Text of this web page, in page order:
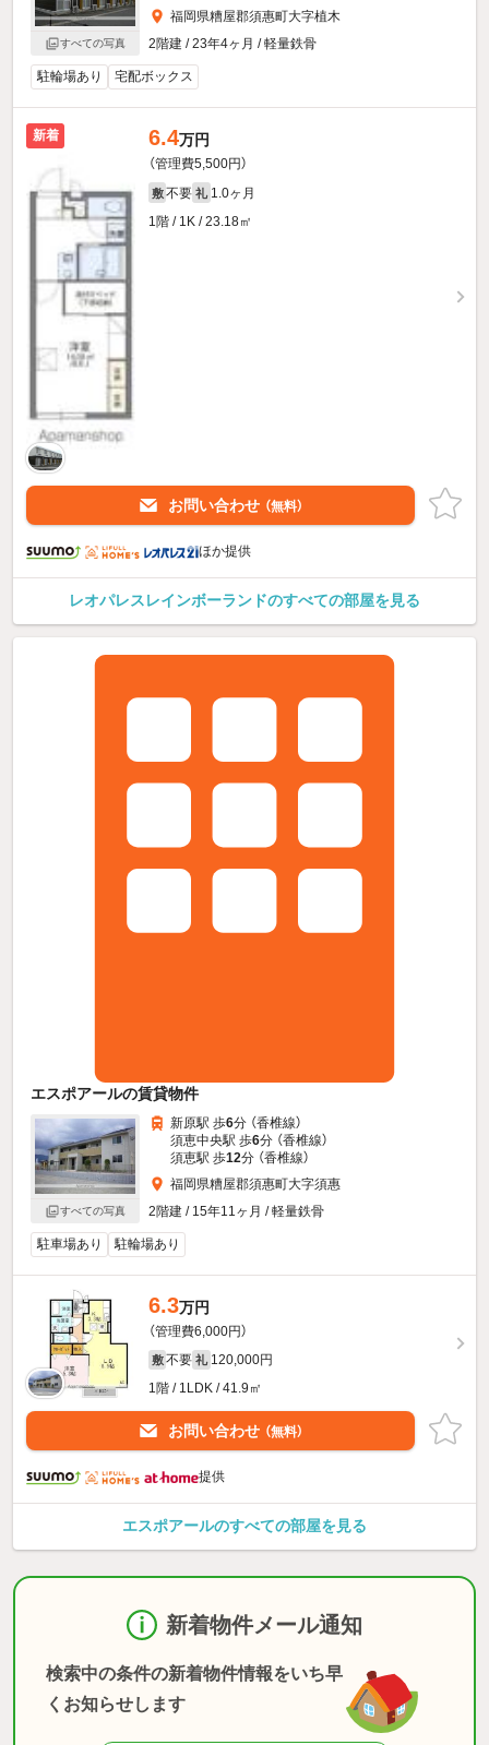
すべての写真
福岡県糟屋郡須惠町大字植木
2階建 / 23年4ヶ月 / 軽量鉄骨
駐輪場あり 宅配ボックス
新着 6.4万円
（管理費5,500円）
敷 不要 礼 1.0ヶ月
1階 / 1K / 23.18㎡
お問い合わせ （無料）
ほか提供
レオパレスレインボーランドのすべての部屋を見る
エスポアールの賃貸物件
すべての写真
新原駅 歩6分 （香椎線）
須恵中央駅 歩6分 （香椎線）
須恵駅 歩12分 （香椎線）
福岡県糟屋郡須惠町大字須惠
2階建 / 15年11ヶ月 / 軽量鉄骨
駐車場あり 駐輪場あり
6.3万円
（管理費6,000円）
敷 不要 礼 120,000円
1階 / 1LDK / 41.9㎡
お問い合わせ （無料）
提供
エスポアールのすべての部屋を見る
新着物件メール通知
検索中の条件の新着物件情報をいち早
くお知らせします